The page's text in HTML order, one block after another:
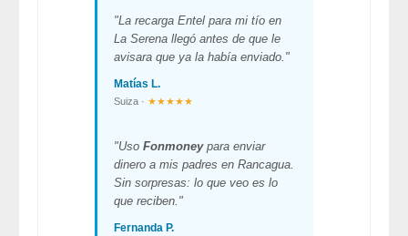
"La recarga Entel para mi tío en
La Serena llegó antes de que le
avisara que ya la había enviado."
Matías L.
Suiza · ★★★★★
"Uso Fonmoneypara enviar
dinero a mis padres en Rancagua.
Sin sorpresas: lo que veo es lo
que reciben."
Fernanda P.